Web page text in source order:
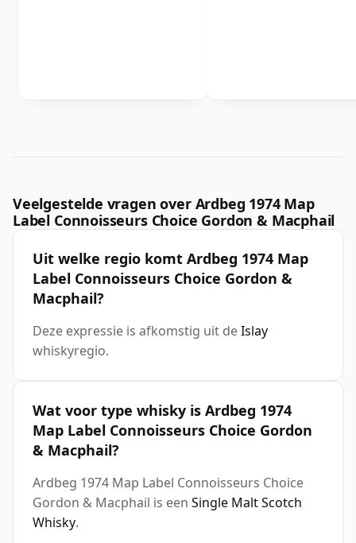
Veelgestelde vragen over Ardbeg 1974 Map
Label Connoisseurs Choice Gordon & Macphail
Uit welke regio komt Ardbeg 1974 Map
Label Connoisseurs Choice Gordon &
Macphail?
Deze expressie is afkomstig uit deIslay
whiskyregio.
Wat voor type whisky is Ardbeg 1974
Map Label Connoisseurs Choice Gordon
& Macphail?
Ardbeg 1974 Map Label Connoisseurs Choice
Gordon & Macphail is een Single Malt Scotch
Whisky.